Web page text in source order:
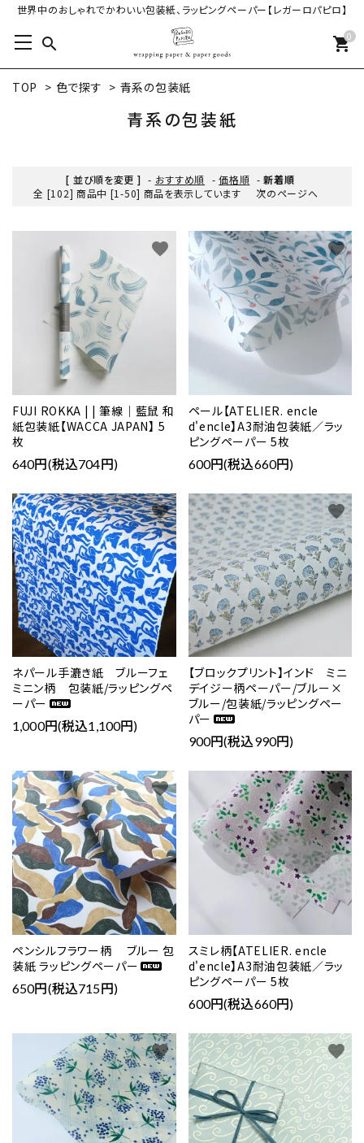
世界中のおしゃれでかわいい包装紙、ラッピングペーパー【レガーロパピロ】
search 0
shopping_cart
TOP > 色で探す > 青系の包装紙
青系の包装紙
[ 並び順を変更 ] - おすすめ順 -価格順 -新着順
全 [102] 商品中 [1-50] 商品を表示しています
次のページへ
FUJI ROKKA | | 筆線｜藍鼠 和
紙包装紙【WACCA JAPAN】 5
枚
640円(税込704円)
favorite
ペール【ATELIER. encle
d'encle】A3耐油包装紙／ラッ
ピングペーパー 5枚
600円(税込660円)
favorite
ネパール手漉き紙 ブルーフェ
ミニン柄 包装紙/ラッピングペ
ーパー
1,000円(税込1,100円)
favorite
【ブロックプリント】インド ミニ
デイジー柄ペーパー/ブルー×
ブルー/包装紙/ラッピングペー
パー
900円(税込990円)
favorite
ペンシルフラワー柄 ブルー 包
装紙 ラッピングペーパー
650円(税込715円)
favorite
スミレ柄【ATELIER. encle
d'encle】A3耐油包装紙／ラッ
ピングペーパー 5枚
600円(税込660円)
favorite
favorite favorite